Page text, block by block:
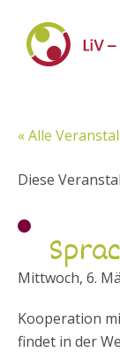
« Alle
Diese
Mittwoch, 6.
Kooperation
findet in der